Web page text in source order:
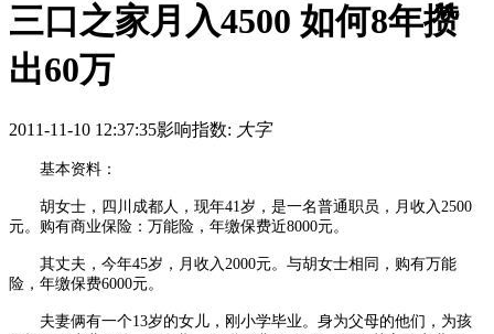
三口之家月入4500 如何8年攒
出60万
2011-11-10 12:37:35影响指数: 大字
基本资料：
胡女士，四川成都人，现年41岁，是一名普通职员，月收入2500
元。购有商业保险：万能险，年缴保费近8000元。
其丈夫，今年45岁，月收入2000元。与胡女士相同，购有万能
险，年缴保费6000元。
夫妻俩有一个13岁的女儿，刚小学毕业。身为父母的他们，为孩